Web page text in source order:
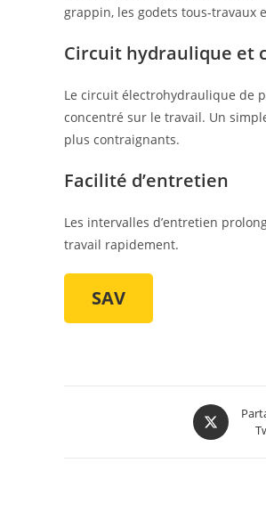
grappin, les godets tous-travaux
Circuit hydraulique et
Le circuit électrohydraulique de
concentré sur le travail. Un
plus contraignants.
Facilité d’entretien
Les intervalles d’entretien
travail rapidement.
SAV